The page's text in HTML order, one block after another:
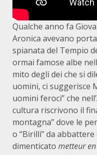
Qualche anno fa
Aronica avevano
spianata del Tempio
ormai famose albe
mito degli dei che si
uomini, ci suggerisce
uomini feroci” che
cultura riscrivono il
montagna” dove le
o “Birilli” da
dimenticato metteur